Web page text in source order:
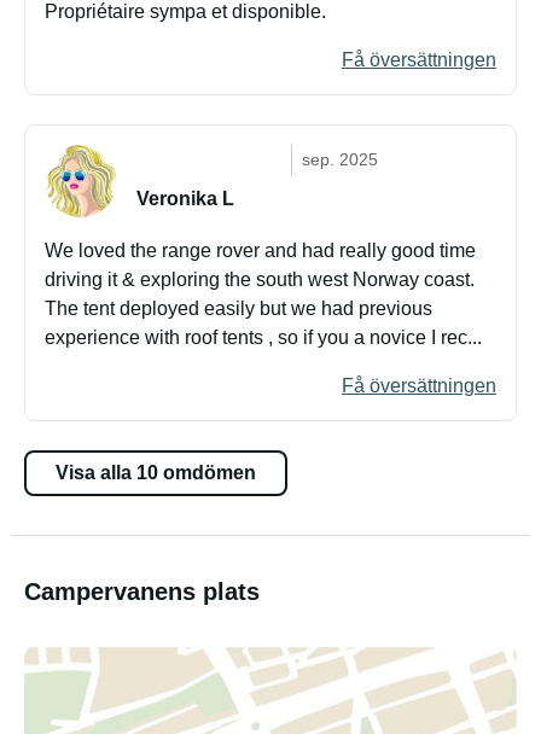
Propriétaire sympa et disponible.
Få översättningen
sep. 2025
Veronika L
We loved the range rover and had really good time
driving it & exploring the south west Norway coast.
The tent deployed easily but we had previous
experience with roof tents , so if you a novice I rec...
Få översättningen
Visa alla 10 omdömen
Campervanens plats